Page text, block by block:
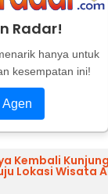
Radar!
hanya untuk
kesempatan ini!
Agen
Kembali
Lokasi Wisata